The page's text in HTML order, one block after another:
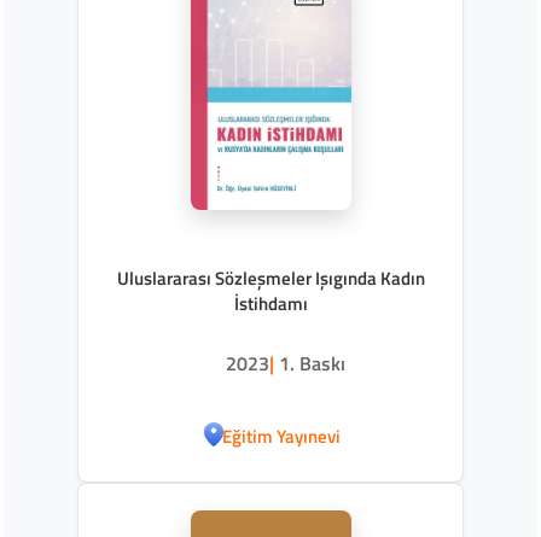
Uluslararası Sözleşmeler Işıgında Kadın
İstihdamı
2023| 1. Baskı
Eğitim Yayınevi